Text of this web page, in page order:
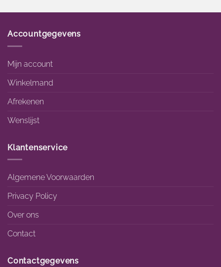
Accountgegevens
Mijn account
Winkelmand
Afrekenen
Wenslijst
Klantenservice
Algemene Voorwaarden
Privacy Policy
Over ons
Contact
Contactgegevens